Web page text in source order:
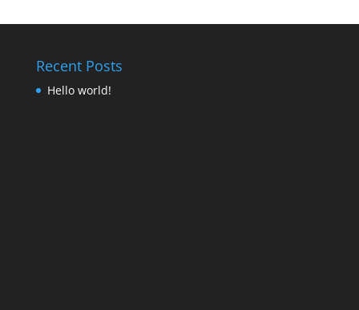
Recent Posts
Hello world!